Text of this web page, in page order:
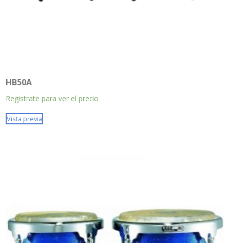
HB50A
Registrate para ver el precio
Vista previa